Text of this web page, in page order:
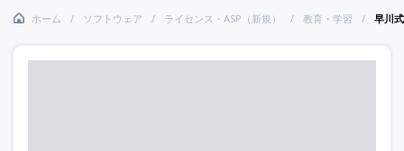
ホーム ソフトウェア ライセンス・ASP（新規） 教育・学習 早川